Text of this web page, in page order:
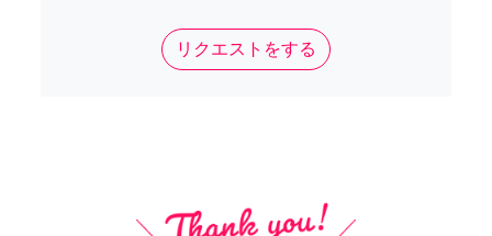
リクエストをする